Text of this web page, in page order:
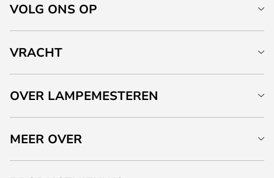
VOLG ONS OP
VRACHT
OVER LAMPEMESTEREN
MEER OVER